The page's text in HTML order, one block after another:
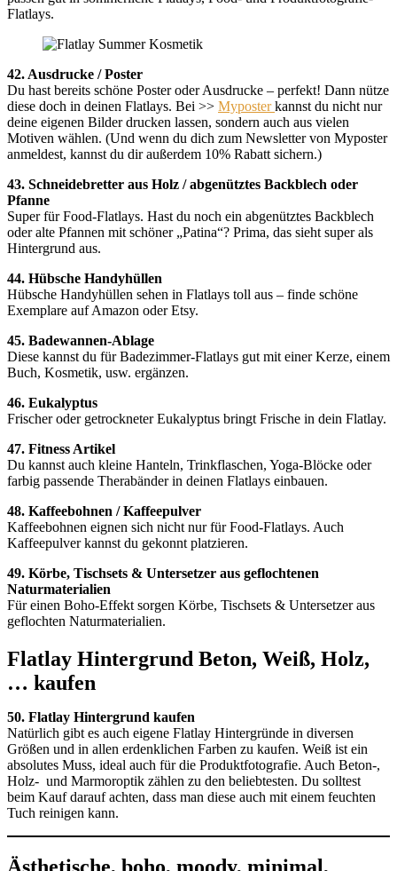
Flatlays.
42. Ausdrucke / Poster
Du hast bereits schöne Poster oder Ausdrucke – perfekt! Dann nütze
diese doch in deinen Flatlays. Bei >> Myposterkannst du nicht nur
deine eigenen Bilder drucken lassen, sondern auch aus vielen
Motiven wählen. (Und wenn du dich zum Newsletter von Myposter
anmeldest, kannst du dir außerdem 10% Rabatt sichern.)
43. Schneidebretter aus Holz / abgenütztes Backblech oder
Pfanne
Super für Food-Flatlays. Hast du noch ein abgenütztes Backblech
oder alte Pfannen mit schöner „Patina“? Prima, das sieht super als
Hintergrund aus.
44. Hübsche Handyhüllen
Hübsche Handyhüllen sehen in Flatlays toll aus – finde schöne
Exemplare auf Amazon oder Etsy.
45. Badewannen-Ablage
Diese kannst du für Badezimmer-Flatlays gut mit einer Kerze, einem
Buch, Kosmetik, usw. ergänzen.
46. Eukalyptus
Frischer oder getrockneter Eukalyptus bringt Frische in dein Flatlay.
47. Fitness Artikel
Du kannst auch kleine Hanteln, Trinkflaschen, Yoga-Blöcke oder
farbig passende Therabänder in deinen Flatlays einbauen.
48. Kaffeebohnen / Kaffeepulver
Kaffeebohnen eignen sich nicht nur für Food-Flatlays. Auch
Kaffeepulver kannst du gekonnt platzieren.
49. Körbe, Tischsets & Untersetzer aus geflochtenen
Naturmaterialien
Für einen Boho-Effekt sorgen Körbe, Tischsets & Untersetzer aus
geflochten Naturmaterialien.
Flatlay Hintergrund Beton, Weiß, Holz,
… kaufen
50. Flatlay Hintergrund kaufen
Natürlich gibt es auch eigene Flatlay Hintergründe in diversen
Größen und in allen erdenklichen Farben zu kaufen. Weiß ist ein
absolutes Muss, ideal auch für die Produktfotografie. Auch Beton-,
Holz- und Marmoroptik zählen zu den beliebtesten. Du solltest
beim Kauf darauf achten, dass man diese auch mit einem feuchten
Tuch reinigen kann.